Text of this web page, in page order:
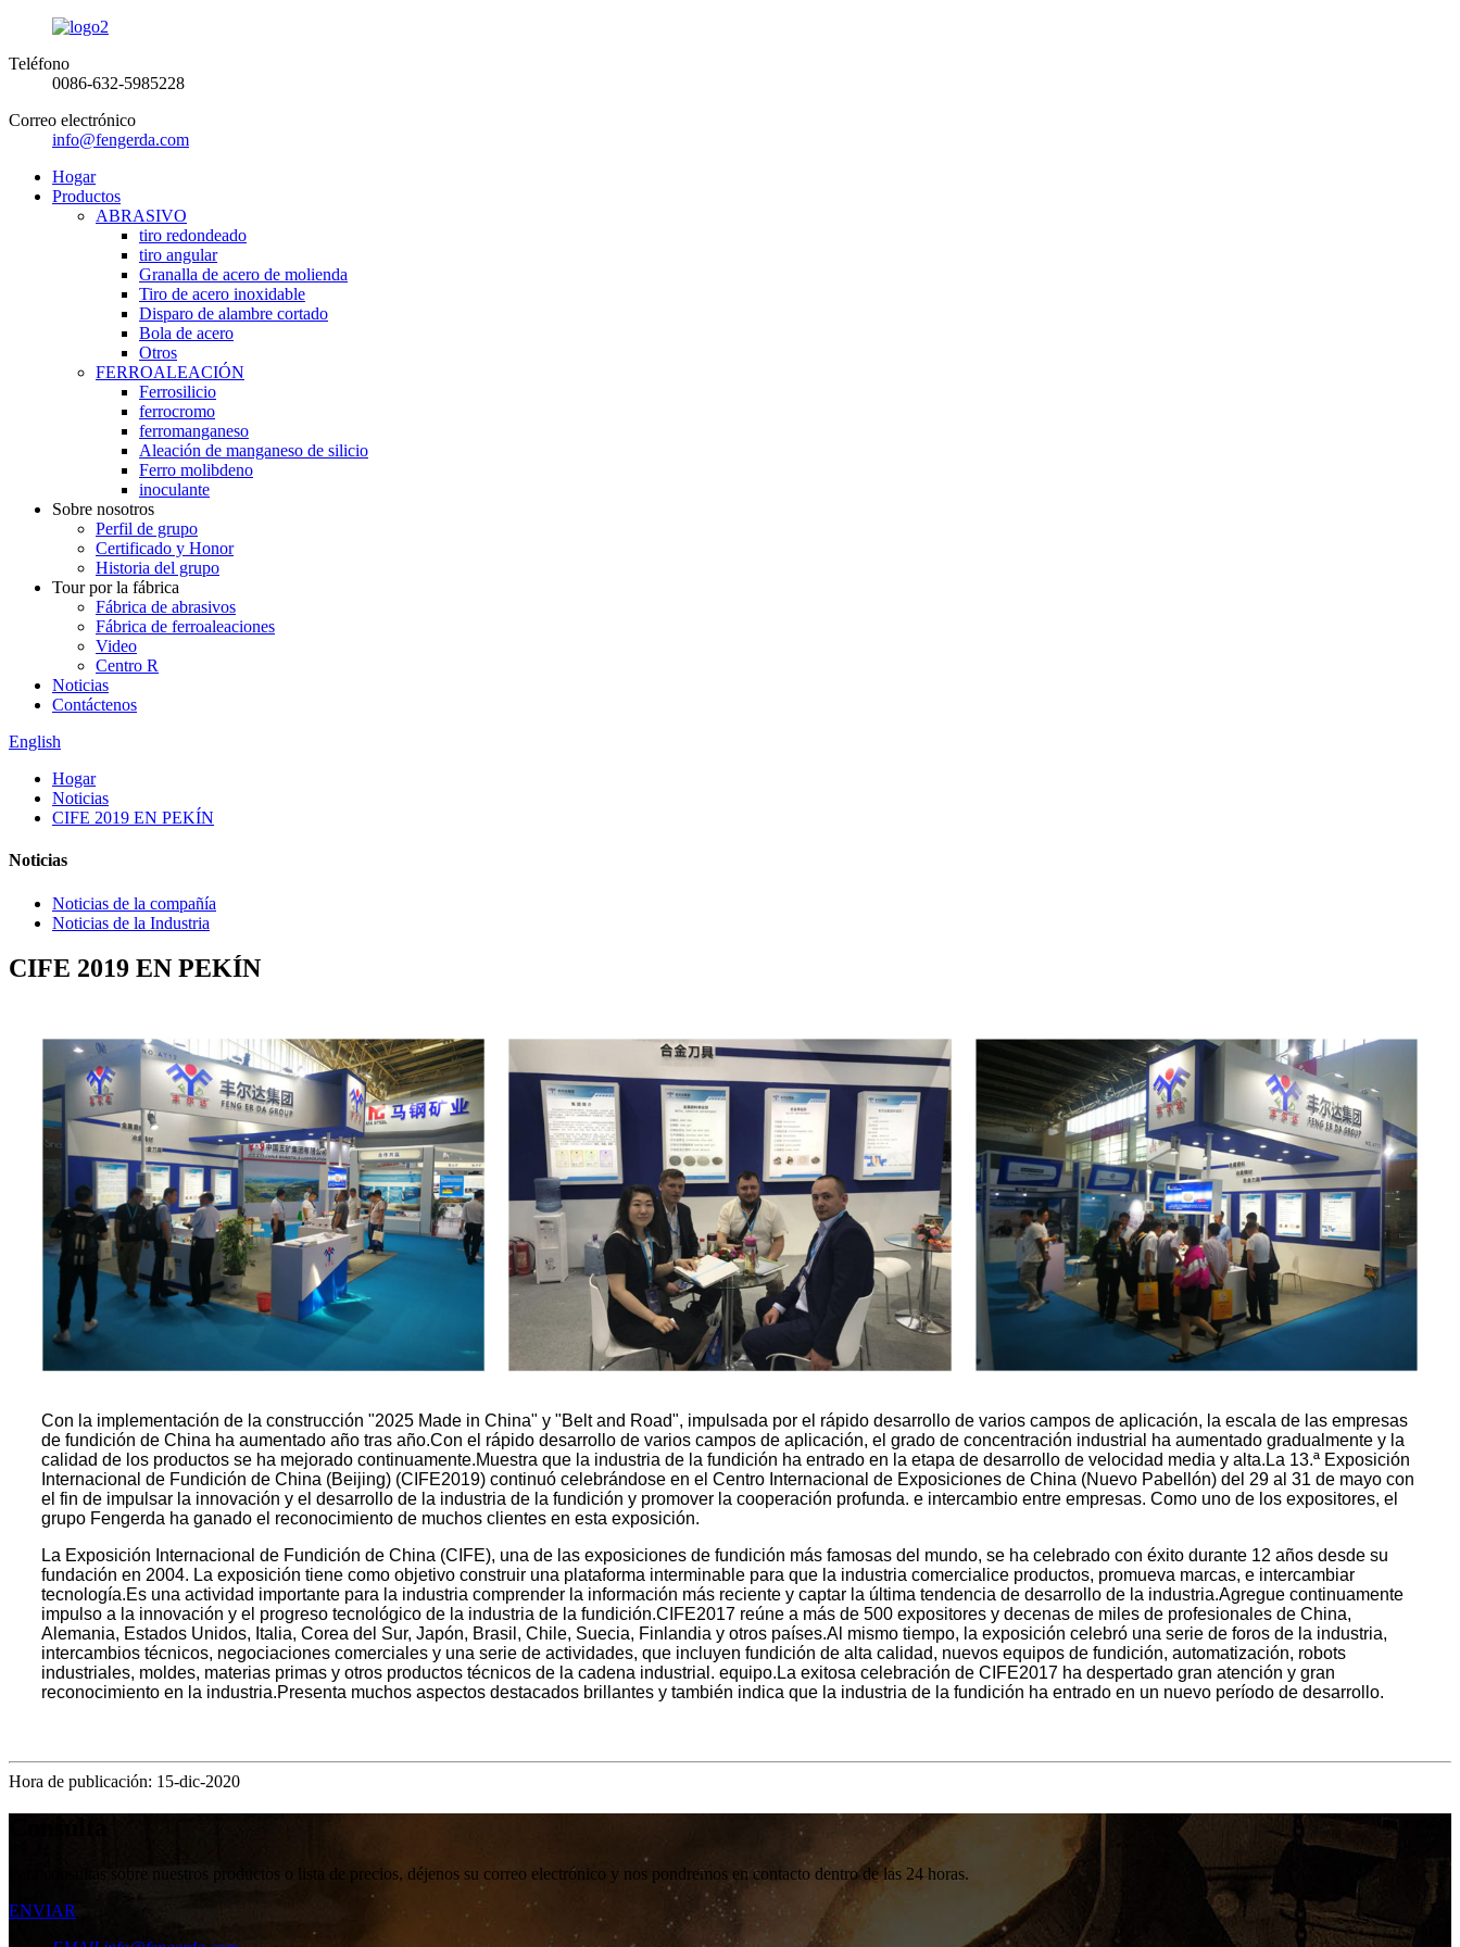
Teléfono
0086-632-5985228
Correo electrónico
info@fengerda.com
Hogar
Productos
ABRASIVO
tiro redondeado
tiro angular
Granalla de acero de molienda
Tiro de acero inoxidable
Disparo de alambre cortado
Bola de acero
Otros
FERROALEACIÓN
Ferrosilicio
ferrocromo
ferromanganeso
Aleación de manganeso de silicio
Ferro molibdeno
inoculante
Sobre nosotros
Perfil de grupo
Certificado y Honor
Historia del grupo
Tour por la fábrica
Fábrica de abrasivos
Fábrica de ferroaleaciones
Video
Centro R
Noticias
Contáctenos
English
Hogar
Noticias
CIFE 2019 EN PEKÍN
Noticias
Noticias de la compañía
Noticias de la Industria
CIFE 2019 EN PEKÍN
Con la implementación de la construcción "2025 Made in China" y "Belt and Road", impulsada por el rápido desarrollo de varios campos de aplicación, la escala de las empresas
de fundición de China ha aumentado año tras año.Con el rápido desarrollo de varios campos de aplicación, el grado de concentración industrial ha aumentado gradualmente y la
calidad de los productos se ha mejorado continuamente.Muestra que la industria de la fundición ha entrado en la etapa de desarrollo de velocidad media y alta.La 13.ª Exposición
Internacional de Fundición de China (Beijing) (CIFE2019) continuó celebrándose en el Centro Internacional de Exposiciones de China (Nuevo Pabellón) del 29 al 31 de mayo con
el fin de impulsar la innovación y el desarrollo de la industria de la fundición y promover la cooperación profunda. e intercambio entre empresas. Como uno de los expositores, el
grupo Fengerda ha ganado el reconocimiento de muchos clientes en esta exposición.
La Exposición Internacional de Fundición de China (CIFE), una de las exposiciones de fundición más famosas del mundo, se ha celebrado con éxito durante 12 años desde su
fundación en 2004. La exposición tiene como objetivo construir una plataforma interminable para que la industria comercialice productos, promueva marcas, e intercambiar
tecnología.Es una actividad importante para la industria comprender la información más reciente y captar la última tendencia de desarrollo de la industria.Agregue continuamente
impulso a la innovación y el progreso tecnológico de la industria de la fundición.CIFE2017 reúne a más de 500 expositores y decenas de miles de profesionales de China,
Alemania, Estados Unidos, Italia, Corea del Sur, Japón, Brasil, Chile, Suecia, Finlandia y otros países.Al mismo tiempo, la exposición celebró una serie de foros de la industria,
intercambios técnicos, negociaciones comerciales y una serie de actividades, que incluyen fundición de alta calidad, nuevos equipos de fundición, automatización, robots
industriales, moldes, materias primas y otros productos técnicos de la cadena industrial. equipo.La exitosa celebración de CIFE2017 ha despertado gran atención y gran
reconocimiento en la industria.Presenta muchos aspectos destacados brillantes y también indica que la industria de la fundición ha entrado en un nuevo período de desarrollo.
Hora de publicación: 15-dic-2020
Para consultas sobre nuestros productos o lista de precios, déjenos su correo electrónico y nos pondremos en contacto dentro de las 24 horas.
ENVIAR